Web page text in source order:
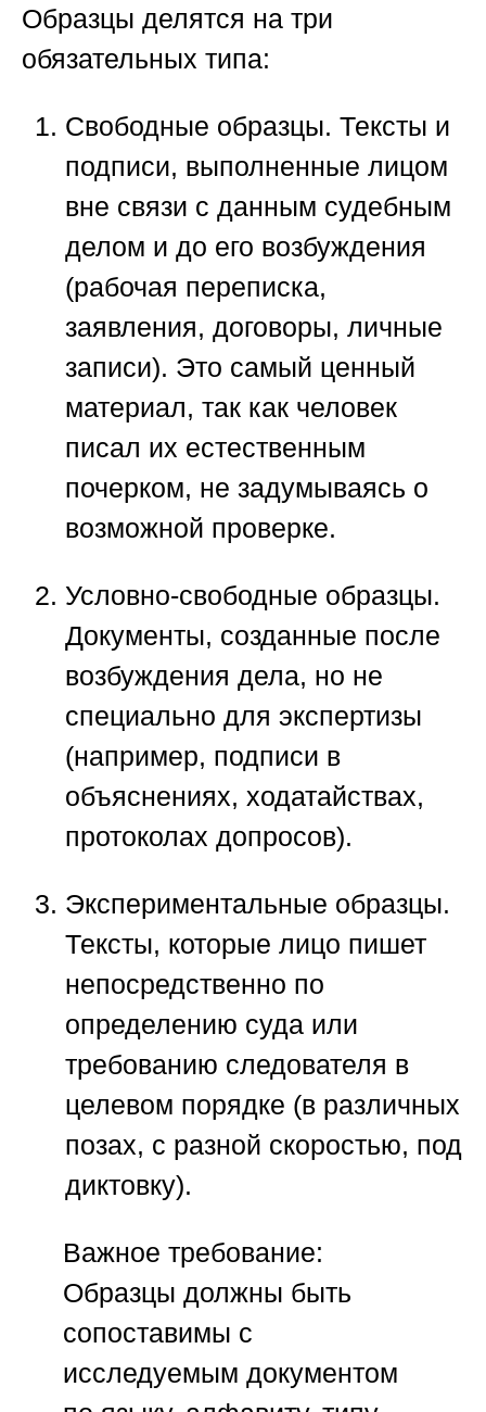
Образцы делятся на три
обязательных типа:
Свободные образцы. Тексты и
подписи, выполненные лицом
вне связи с данным судебным
делом и до его возбуждения
(рабочая переписка,
заявления, договоры, личные
записи). Это самый ценный
материал, так как человек
писал их естественным
почерком, не задумываясь о
возможной проверке.
Условно-свободные образцы.
Документы, созданные после
возбуждения дела, но не
специально для экспертизы
(например, подписи в
объяснениях, ходатайствах,
протоколах допросов).
Экспериментальные образцы.
Тексты, которые лицо пишет
непосредственно по
определению суда или
требованию следователя в
целевом порядке (в различных
позах, с разной скоростью, под
диктовку).
Важное требование:
Образцы должны быть
сопоставимы с
исследуемым документом